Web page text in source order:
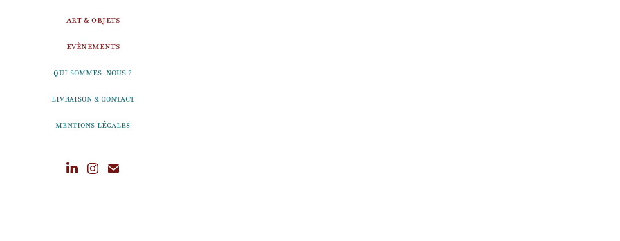
ART & OBJETS
EVÈNEMENTS
Qui sommes-nous ?
Livraison & Contact
Mentions légales